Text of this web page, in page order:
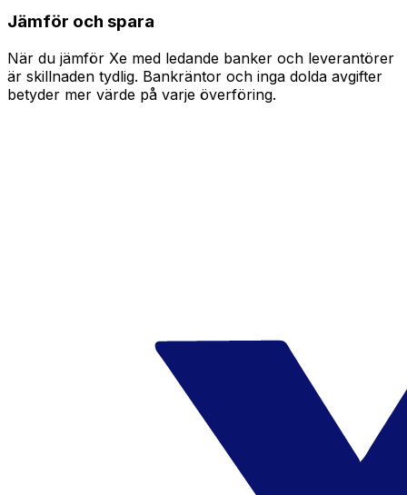
Jämför och spara
När du jämför Xe med ledande banker och leverantörer
är skillnaden tydlig. Bankräntor och inga dolda avgifter
betyder mer värde på varje överföring.